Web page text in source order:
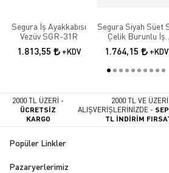
Segura İş Ayakkabısı
Vezüv SGR-31R
1.813,55 +KDV
Segura Siyah Süet
Çelik Burunlu İş
Güvenlik Ayakkabısı
SGR-52
1.764,15 +KDV
2000 TL ÜZERİ -
ÜCRETSİZ
KARGO
2000 TL VE ÜZERİ
ALIŞVERİŞLERİNİZDE -
TL İNDİRİM
Popüler Linkler
Pazaryerlerimiz